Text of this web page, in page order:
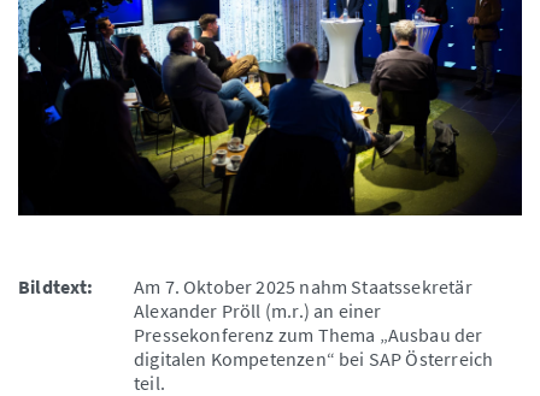
Bildtext:
Am 7. Oktober 2025 nahm Staatssekretär
Alexander Pröll (m.r.) an einer
Pressekonferenz zum Thema „Ausbau der
digitalen Kompetenzen“ bei SAP Österreich
teil.